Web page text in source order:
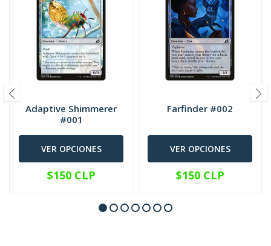
Adaptive Shimmerer
#001
VER OPCIONES
$150 CLP
Farfinder #002
VER OPCIONES
$150 CLP